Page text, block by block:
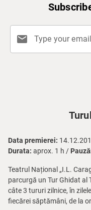
mail Type your
Data premierei:
Durata: aprox. 1 h /
Teatrul Național „I.L.
parcurgă un Tur Ghidat al
câte 3 tururi zilnice, în
fiecărei săptămâni, de la